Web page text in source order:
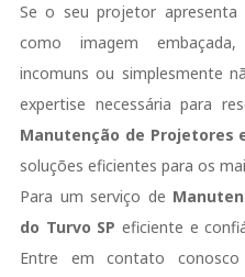
Se o seu projetor apresenta
como imagem
incomuns ou simplesmente
expertise necessária para
Manutenção de Projetores
soluções eficientes para os
Para um serviço de
do Turvo SP eficiente e
Entre em contato